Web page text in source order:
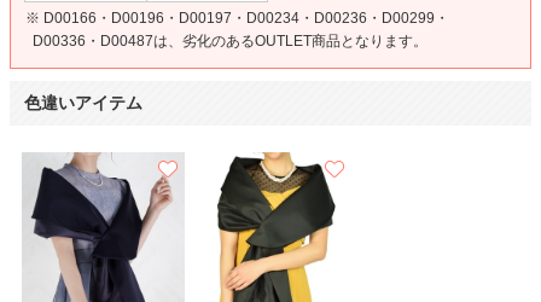
※ D00166・D00196・D00197・D00234・D00236・D00299・
D00336・D00487は、劣化のあるOUTLET商品となります。
色違いアイテム